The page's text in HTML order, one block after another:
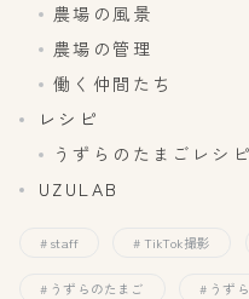
農場の風景
農場の管理
働く仲間たち
レシピ
うずらのたまごレシピ
UZULAB
staff TikTok撮影
うずらのたまご うず